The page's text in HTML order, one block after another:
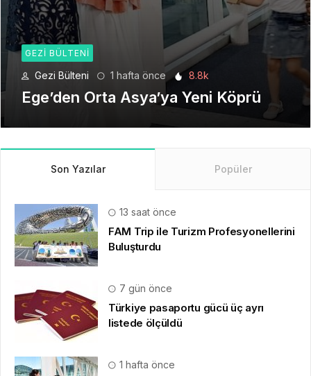
GEZI BÜLTENI
Gezi Bülteni 6.2k
Seyahat Teknolojilerinde Yeni Bir
Dönem
Son Yazılar Popüler
13 saat önce
FAM Trip ile Turizm Profesyonellerini
Buluşturdu
7 gün önce
Türkiye pasaportu gücü üç ayrı
listede ölçüldü
1 hafta önce